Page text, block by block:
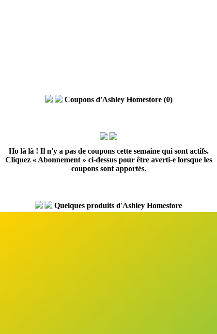
Coupons d'Ashley Homestore (0)
Ho là là ! Il n'y a pas de coupons cette semaine qui sont actifs.
Cliquez « Abonnement » ci-dessus pour être averti-e lorsque les
coupons sont apportés.
Quelques produits d'Ashley Homestore